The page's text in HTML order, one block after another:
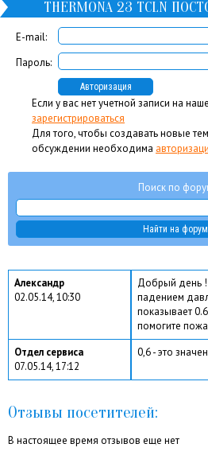
THERMONA 23 TCLN
ДИСПЛЕЕ 0.6
E-mail:
Пароль:
Если у вас нет учетной записи на
зарегистрироваться
Для того, чтобы создавать новые
обсуждении необходима
Поиск по
Александр
02.05.14, 10:30
Добрый день
падением
показывает
помогите
Отдел сервиса
07.05.14, 17:12
0,6 - это
Отзывы посетителей:
В настоящее время отзывов еще нет